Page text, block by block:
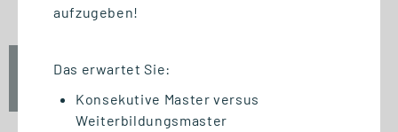
Fr., 25. September 2026
aufzugeben!
Das erwartet Sie:
Konsekutive Master versus
Weiterbildungsmaster